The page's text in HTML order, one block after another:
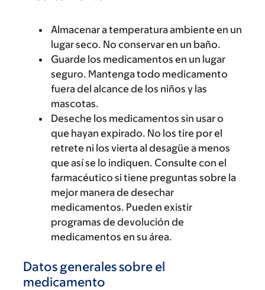
Almacenar a temperatura ambiente en un
lugar seco. No conservar en un baño.
Guarde los medicamentos en un lugar
seguro. Mantenga todo medicamento
fuera del alcance de los niños y las
mascotas.
Deseche los medicamentos sin usar o
que hayan expirado. No los tire por el
retrete ni los vierta al desagüe a menos
que así se lo indiquen. Consulte con el
farmacéutico si tiene preguntas sobre la
mejor manera de desechar
medicamentos. Pueden existir
programas de devolución de
medicamentos en su área.
Datos generales sobre el
medicamento